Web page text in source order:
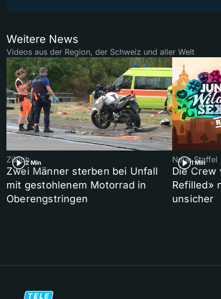
Weitere News
Videos aus der Region, der Schweiz und aller Welt
2 Min
Zürich
Zwei Männer sterben bei Unfall
mit gestohlenem Motorrad in
Oberengstringen
1 Min
Neue Staffel
Die Crew
Refilled»
unsicher